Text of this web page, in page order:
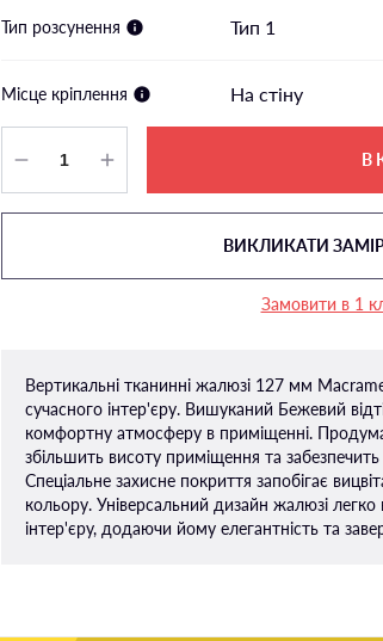
Тип розсунення Тип 1
Місце кріплення На стіну
В
ВИКЛИКАТИ
Замовити в 1
Вертикальні тканинні жалюзі 127 мм
сучасного інтер'єру. Вишуканий Бежевий
комфортну атмосферу в приміщенні.
збільшить висоту приміщення та забезпечить
Спеціальне захисне покриття запобігає
кольору. Універсальний дизайн жалюзі
інтер'єру, додаючи йому елегантність та